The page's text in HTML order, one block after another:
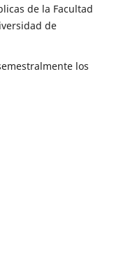
de la Facultad
de
los